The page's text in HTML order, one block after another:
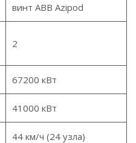
винт ABB Azipod
2
67200 кВт
41000 кВт
44 км/ч (24 узла)